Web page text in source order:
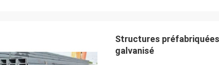
Structures
galvanisé